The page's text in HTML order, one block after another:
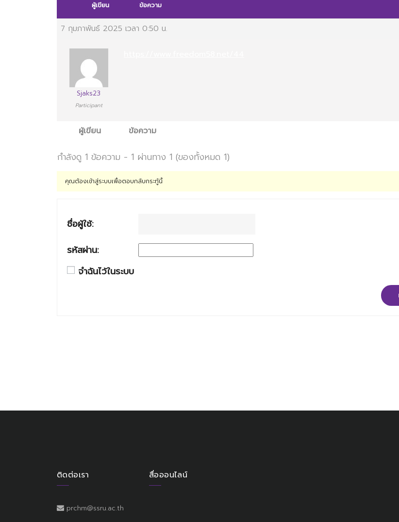
ผู้เขียน ข้อความ
7 กุมภาพันธ์ 2025 เวลา 0:50 น.
Sjaks23
Participant
ผู้เขียน ข้อความ
กำลังดู 1 ข้อความ - 1 ผ่านทาง 1 (ของทั้งหมด 1)
คุณต้องเข้าสู่ระบบเพื่อตอบกลับกระทู้นี้
ชื่อผู้ใช้:
รหัสผ่าน:
จำฉันไว้ในระบบ
ติดต่อเรา
prchm@ssru.ac.th
สื่อออนไลน์